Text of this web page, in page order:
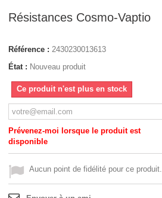
Résistances Cosmo-Vaptio
Référence : 2430230013613
État : Nouveau produit
Ce produit n'est plus en stock
Prévenez-moi lorsque le produit est
disponible
Aucun point de fidélité pour ce produit.